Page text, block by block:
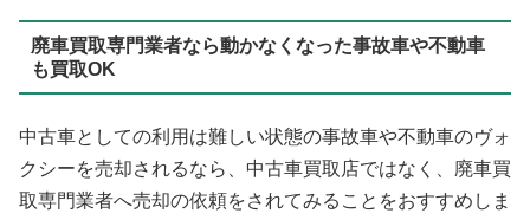
廃車買取専門業者なら動かなくなった事故車や不動車
も買取OK
中古車としての利用は難しい状態の事故車や不動車のヴォ
クシーを売却されるなら、中古車買取店ではなく、廃車買
取専門業者へ売却の依頼をされてみることをおすすめしま